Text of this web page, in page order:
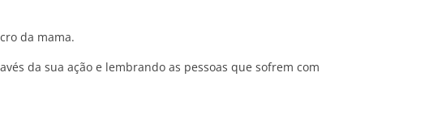
da mama.
da sua ação e lembrando as pessoas que sofrem com